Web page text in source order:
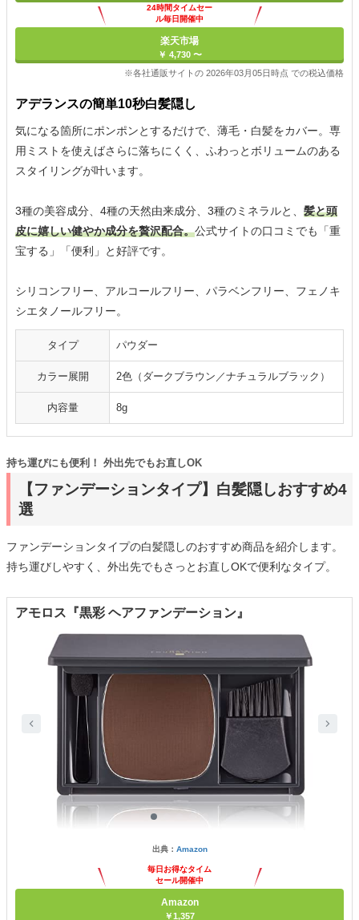
24時間タイムセー
ル毎日開催中
楽天市場
￥ 4,730 〜
※各社通販サイトの 2026年03月05日時点 での税込価格
アデランスの簡単10秒白髪隠し
気になる箇所にポンポンとするだけで、薄毛・白髪をカバー。専
用ミストを使えばさらに落ちにくく、ふわっとボリュームのある
スタイリングが叶います。
3種の美容成分、4種の天然由来成分、3種のミネラルと、 髪と頭
皮に嬉しい健やか成分を贅沢配合。公式サイトの口コミでも「重
宝する」「便利」と好評です。
シリコンフリー、アルコールフリー、パラベンフリー、フェノキ
シエタノールフリー。
タイプ パウダー
カラー展開 2色（ダークブラウン／ナチュラルブラック）
内容量 8g
【ファンデーションタイプ】白髪隠しおすすめ4
選
持ち運びにも便利！ 外出先でもお直しOK
ファンデーションタイプの白髪隠しのおすすめ商品を紹介します。
持ち運びしやすく、外出先でもさっとお直しOKで便利なタイプ。
アモロス『黒彩 ヘアファンデーション』
出典： Amazon
毎日お得なタイム
セール開催中
Amazon
￥1,357